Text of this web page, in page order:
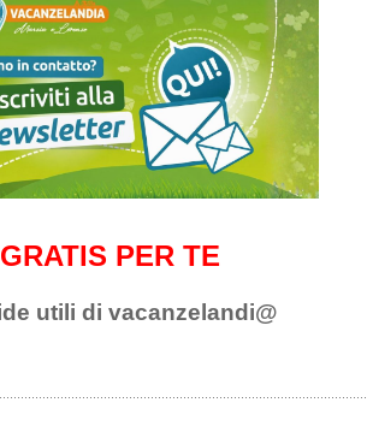
GRATIS PER TE
utili di vacanzelandi@